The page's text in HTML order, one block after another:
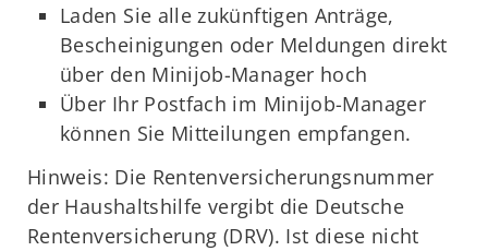
Laden Sie alle zukünftigen Anträge,
Bescheinigungen oder Meldungen direkt
über den Minijob-Manager hoch
Über Ihr Postfach im Minijob-Manager
können Sie Mitteilungen empfangen.
Hinweis: Die Rentenversicherungsnummer
der Haushaltshilfe vergibt die Deutsche
Rentenversicherung (DRV). Ist diese nicht